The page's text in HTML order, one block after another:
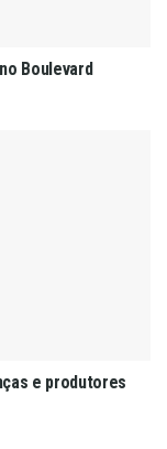
Boulevard
e produtores